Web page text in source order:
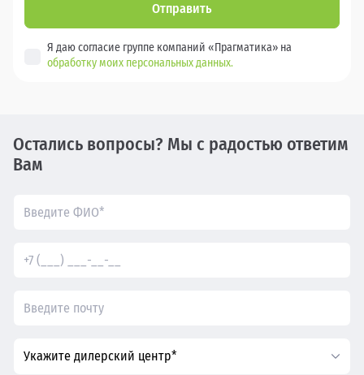
Отправить
Я даю согласие группе компаний «Прагматика» на
обработку моих персональных данных.
Остались вопросы? Мы с радостью ответим
Вам
Укажите дилерский центр*